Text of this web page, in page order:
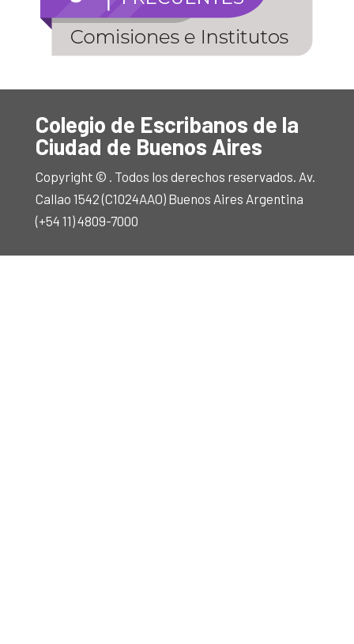
Colegio de Escribanos de la
Ciudad de Buenos Aires
Copyright © . Todos los derechos reservados. Av.
Callao 1542 (C1024AAO) Buenos Aires Argentina
(+54 11) 4809-7000